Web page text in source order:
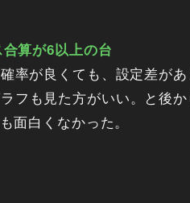
算が6以上の台
率が良くても、設定差が
フも見た方がいい。と後か
面白くなかった。